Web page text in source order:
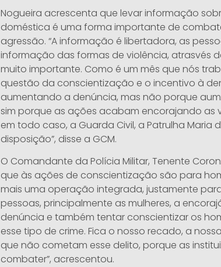
Nogueira acrescenta que levar informação
doméstica é uma forma importante de
agressão. “A informação é libertadora, as
informação das formas de violência, atrasvés
muito importante. Como é um mês que nós
questão da conscientização e o incentivo à
aumentando a denúncia, mas não porque
sim porque as ações acabam encorajando as
em todo caso, a Guarda Civil, a Patrulha Maria
disposição”, disse a GCM.
O Comandante da Polícia Militar, Tenente
que às ações de conscientização são para
mais uma operação integrada, justamente
pessoas, principalmente as mulheres, a
denúncia e também tentar conscientizar os
esse tipo de crime. Fica o nosso recado, a
que não cometam esse delito, porque as
combater”, acrescentou.